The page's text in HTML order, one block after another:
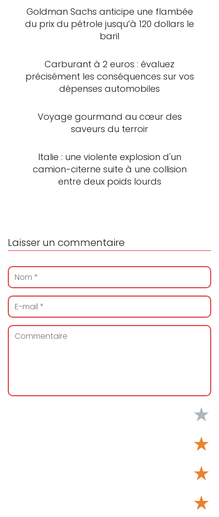
Goldman Sachs anticipe une flambée
du prix du pétrole jusqu’à 120 dollars le
baril
Carburant à 2 euros : évaluez
précisément les conséquences sur vos
dépenses automobiles
Voyage gourmand au cœur des
saveurs du terroir
Italie : une violente explosion d'un
camion-citerne suite à une collision
entre deux poids lourds
Laisser un commentaire
★
★
★
★